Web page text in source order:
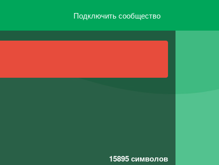
Подключить сообщество
15895символов